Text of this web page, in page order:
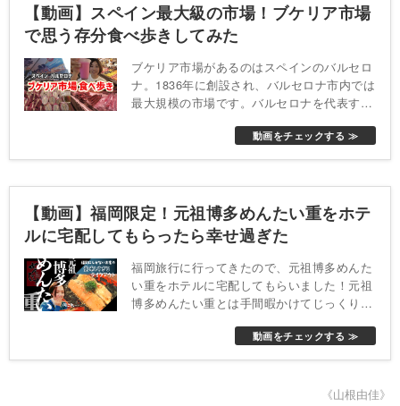
【動画】スペイン最大級の市場！ブケリア市場
で思う存分食べ歩きしてみた
ブケリア市場があるのはスペインのバルセロ
ナ。1836年に創設され、バルセロナ市内では
最大規模の市場です。バルセロナを代表する
カラフルなステンドグラスが美しい入場門が
あります。規模が大きくアクセスもしやすい
を求める観光客からも人気と聞き、行ってみ
ました。
動画をチェックする ≫
【動画】福岡限定！元祖博多めんたい重をホテ
ルに宅配してもらったら幸せ過ぎた
福岡旅行に行ってきたので、元祖博多めんた
い重をホテルに宅配してもらいました！元祖
博多めんたい重とは手間暇かけてじっくり漬
かほかごはんの上に乗せ、旨味成分たっぷり
の「特製かけだれ」をかけて食べる新しい福
動画をチェックする ≫
《山根由佳》